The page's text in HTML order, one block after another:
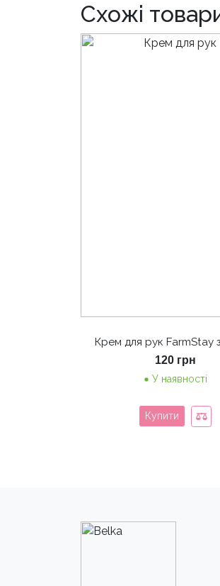
Схожі
Крем для рук FarmStay
120 грн
У наявності
Купити